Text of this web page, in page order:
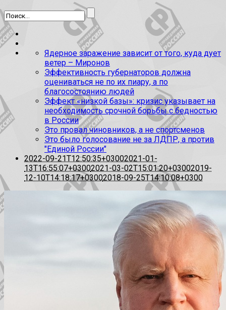
Ядерное заражение зависит от того, куда дует
ветер – Миронов
Эффективность губернаторов должна
оцениваться не по их пиару, а по
благосостоянию людей
Эффект «низкой базы»: кризис указывает на
необходимость срочной борьбы с бедностью
в России
Это провал чиновников, а не спортсменов
Это было голосование не за ЛДПР, а против
"Единой России"
2022-09-21T12:50:35+03002021-01-
13T16:55:07+03002021-03-02T15:01:20+03002019-
12-10T14:18:17+03002018-09-25T14:10:08+0300